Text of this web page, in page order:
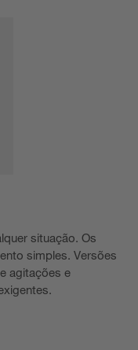
situação. Os
simples. Versões
agitações e